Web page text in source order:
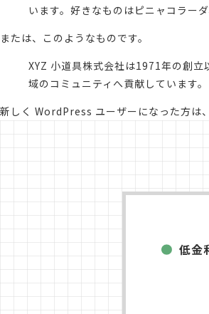
います。好きなものはピニャコラー
または、このようなものです。
XYZ 小道具株式会社は1971年の創
域のコミュニティへ貢献しています。
新しく WordPress ユーザーになった方は、
低金